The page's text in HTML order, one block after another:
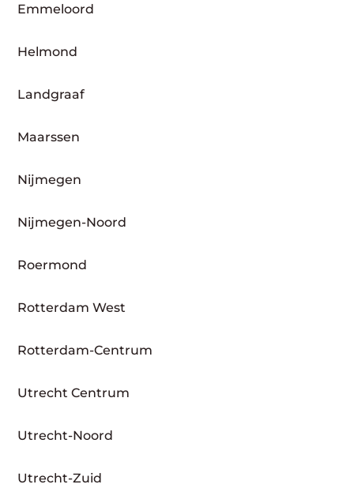
Emmeloord
Helmond
Landgraaf
Maarssen
Nijmegen
Nijmegen-Noord
Roermond
Rotterdam West
Rotterdam-Centrum
Utrecht Centrum
Utrecht-Noord
Utrecht-Zuid